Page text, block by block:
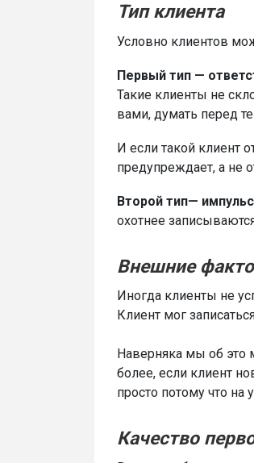
Тип клиента
Условно клиентов
Первый тип —
Такие клиенты не
вами, думать перед
И если такой клиент
предупреждает, а не
Второй тип—
охотнее
Внешние
Иногда клиенты не
Клиент мог
Наверняка мы об это
более, если клиент
просто потому что
Качество